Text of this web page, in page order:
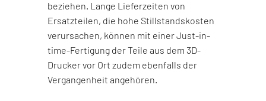
beziehen. Lange Lieferzeiten von
Ersatzteilen, die hohe Stillstandskosten
verursachen, können mit einer Just-in-
time-Fertigung der Teile aus dem 3D-
Drucker vor Ort zudem ebenfalls der
Vergangenheit angehören.